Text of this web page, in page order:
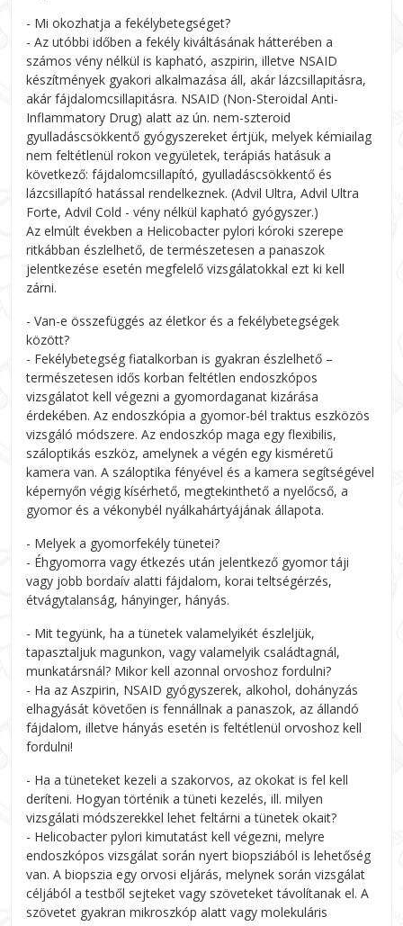
- Mi okozhatja a fekélybetegséget?
- Az utóbbi időben a fekély kiváltásának hátterében a
számos vény nélkül is kapható, aszpirin, illetve NSAID
készítmények gyakori alkalmazása áll, akár lázcsillapitásra,
akár fájdalomcsillapitásra. NSAID (Non-Steroidal Anti-
Inflammatory Drug) alatt az ún. nem-szteroid
gyulladáscsökkentő gyógyszereket értjük, melyek kémiailag
nem feltétlenül rokon vegyületek, terápiás hatásuk a
következő: fájdalomcsillapító, gyulladáscsökkentő és
lázcsillapító hatással rendelkeznek. (Advil Ultra, Advil Ultra
Forte, Advil Cold - vény nélkül kapható gyógyszer.)
Az elmúlt években a Helicobacter pylori kóroki szerepe
ritkábban észlelhető, de természetesen a panaszok
jelentkezése esetén megfelelő vizsgálatokkal ezt ki kell
zárni.
- Van-e összefüggés az életkor és a fekélybetegségek
között?
- Fekélybetegség fiatalkorban is gyakran észlelhető –
természetesen idős korban feltétlen endoszkópos
vizsgálatot kell végezni a gyomordaganat kizárása
érdekében. Az endoszkópia a gyomor-bél traktus eszközös
vizsgáló módszere. Az endoszkóp maga egy flexibilis,
száloptikás eszköz, amelynek a végén egy kisméretű
kamera van. A száloptika fényével és a kamera segítségével
képernyőn végig kísérhető, megtekinthető a nyelőcső, a
gyomor és a vékonybél nyálkahártyájának állapota.
- Melyek a gyomorfekély tünetei?
- Éhgyomorra vagy étkezés után jelentkező gyomor táji
vagy jobb bordaív alatti fájdalom, korai teltségérzés,
étvágytalanság, hányinger, hányás.
- Mit tegyünk, ha a tünetek valamelyikét észleljük,
tapasztaljuk magunkon, vagy valamelyik családtagnál,
munkatársnál? Mikor kell azonnal orvoshoz fordulni?
- Ha az Aszpirin, NSAID gyógyszerek, alkohol, dohányzás
elhagyását követően is fennállnak a panaszok, az állandó
fájdalom, illetve hányás esetén is feltétlenül orvoshoz kell
fordulni!
- Ha a tüneteket kezeli a szakorvos, az okokat is fel kell
deríteni. Hogyan történik a tüneti kezelés, ill. milyen
vizsgálati módszerekkel lehet feltárni a tünetek okait?
- Helicobacter pylori kimutatást kell végezni, melyre
endoszkópos vizsgálat során nyert biopsziából is lehetőség
van. A biopszia egy orvosi eljárás, melynek során vizsgálat
céljából a testből sejteket vagy szöveteket távolítanak el. A
szövetet gyakran mikroszkóp alatt vagy molekuláris